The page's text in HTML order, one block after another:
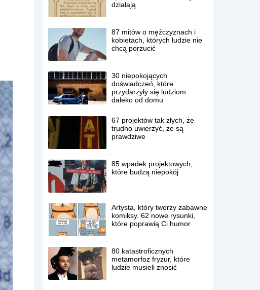
działają
87 mitów o mężczyznach i
kobietach, których ludzie nie
chcą porzucić
30 niepokojących
doświadczeń, które
przydarzyły się ludziom
daleko od domu
67 projektów tak złych, że
trudno uwierzyć, że są
prawdziwe
85 wpadek projektowych,
które budzą niepokój
Artysta, który tworzy zabawne
komiksy. 62 nowe rysunki,
które poprawią Ci humor
80 katastroficznych
metamorfoz fryzur, które
ludzie musieli znosić